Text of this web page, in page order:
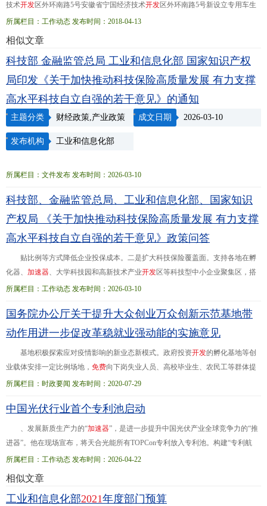
技术开发区外环南路5号安徽省宁国经济技术开发区外环南路5号新设立专用车生
产企业5安徽财富汽车有限公司安徽省 合 肥市
二层安徽...经济
汽车股份有限公司注册地址安徽省合肥市葛淝路97号安徽省合肥市葛
所属栏目：工作动态 发布时间：2018-04-13
相似文章
科技部 金融监管总局 工业和信息化部 国家知识产权
局印发《关于加快推动科技保险高质量发展 有力支撑
高水平科技自立自强的若干意见》的通知
主题分类 财经政策,产业政策 成文日期 2026-03-10
发布机构 工业和信息化部
所属栏目：文件发布 发布时间：2026-03-10
科技部、金融监管总局、工业和信息化部、国家知识
产权局 《关于加快推动科技保险高质量发展 有力支撑
高水平科技自立自强的若干意见》政策问答
贴比例等方式降低企业投保成本。二是扩大科技保险覆盖面。支持各地在孵
化器、 加速器、大学科技园和高新技术产业开发区等科技型中小企业聚集区，搭
建科技保险供需对接平台。结合科技型中小企业风险特征以及科技成果先使用后
四是加快发展知识产权保险。指导重点行业组织建立知识产权保险指导目录。推
动开展专利、商标、地理标志等不同知识产权类型的组合式保险模式。加快知识
所属栏目：工作动态 发布时间：2026-03-10
国务院办公厅关于提升大众创业万众创新示范基地带
动作用进一步促改革稳就业强动能的实施意见
基地积极探索应对疫情影响的新业态新模式。政府投资开发的孵化基地等创
业载体安排一定比例场地， 免费向下岗失业人员、高校毕业生、农民工等群体提
供。引导平台企业降低个体经营者相关服务费，支持开展线上创业。（地方各级
推动建设孵化器、 加 速器 、产业园区相互接续的创业服务体系。（地方各级人民
政府负责）中央预算内资金优先支持区域一体化创新创业服务平台建设。（国家
发展改革委牵头负责）优化长
所属栏目：时政要闻 发布时间：2020-07-29
中国光伏行业首个专利池启动
、发展新质生产力的“加速器”，是进一步提升中国光伏产业全球竞争力的“推
进器”。他在现场宣布，将天合光能所有TOPCon专利放入专利池。构建“专利航
母”，护航全球化与应对挑战当前，全球光伏产业面临地缘政治摩擦加剧、
利...狙击频发等挑战，针对近期业界关注的专利纠纷及
站式许可”机制，不仅将大幅降低单一企业的专利诉讼风险，更将众多高质量专利
所属栏目：工作动态 发布时间：2026-04-22
相似文章
工业和信息化部2021年度部门预算